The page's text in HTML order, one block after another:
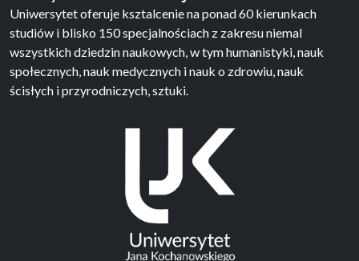
Uniwersytet oferuje ksztalcenie na ponad 60 kierunkach
studiów i blisko 150 specjalnościach z zakresu niemal
wszystkich dziedzin naukowych, w tym humanistyki, nauk
społecznych, nauk medycznych i nauk o zdrowiu, nauk
ścisłych i przyrodniczych, sztuki.